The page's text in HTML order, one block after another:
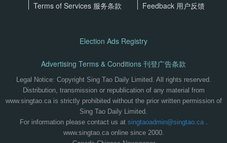
Terms of Services 服务条款 Feedback 用户反馈
Election Ads Registry
Advertising Terms & Conditions 刊登广告条款
Legal Notice: Copyright Sing Tao Daily Limited. All rights reserved.
Distribution, transmission or republication of any material from
www.singtao.ca is strictly prohibited without the prior written permission of
Sing Tao Daily Limited.
For information please contact us at singtaoadmin@singtao.ca.
www.singtao.ca online since 2000.